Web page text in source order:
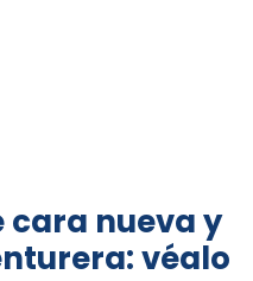
cara nueva y
véalo